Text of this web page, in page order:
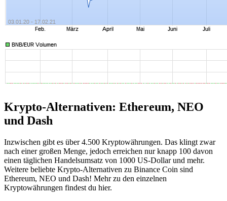
Krypto-Alternativen: Ethereum, NEO
und Dash
Inzwischen gibt es über 4.500 Kryptowährungen. Das klingt zwar
nach einer großen Menge, jedoch erreichen nur knapp 100 davon
einen täglichen Handelsumsatz von 1000 US-Dollar und mehr.
Weitere beliebte Krypto-Alternativen zu Binance Coin sind
Ethereum, NEO und Dash! Mehr zu den einzelnen
Kryptowährungen findest du hier.